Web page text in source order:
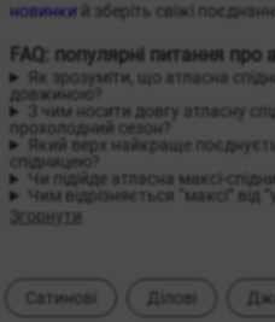
новинки й зберіть свіжі
FAQ: популярні питання про
Як зрозуміти, що атласна
довжиною?
З чим носити довгу атласну
прохолодний сезон?
Який верх найкраще
спідницею?
Чи підійде атласна максі-
Чим відрізняється “максі” від
Згорнути
Сатинові Ділові